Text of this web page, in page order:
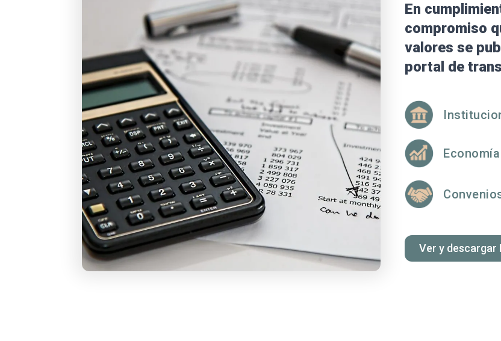
En
compromiso
valores se
portal de
Ver y descargar